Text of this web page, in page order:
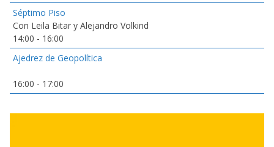
Séptimo Piso
Con Leila Bitar y Alejandro Volkind
14:00 - 16:00
Ajedrez de Geopolítica
16:00 - 17:00